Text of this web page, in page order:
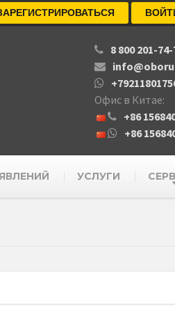
8 800 201-
Офис в Китае:
+86
+86
УСЛУГИ